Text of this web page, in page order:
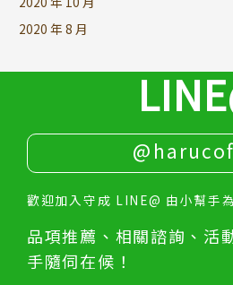
2020 年 8 月
歡迎加入守成 LINE@ 由小幫手
品項推薦、相關諮詢、活
手隨伺在候！